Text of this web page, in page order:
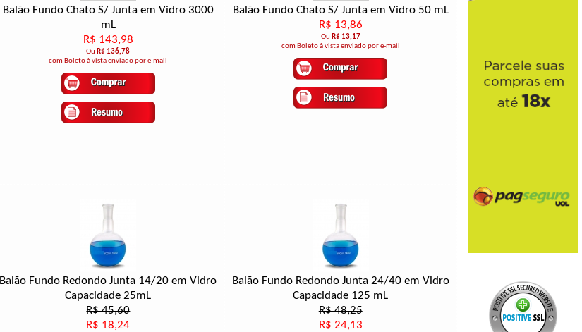
Balão Fundo Chato S/ Junta em Vidro 3000
mL
R$ 143,98
Ou R$ 136,78
com Boleto à vista enviado por e-mail
Balão Fundo Chato S/ Junta em Vidro 50 mL
R$ 13,86
Ou R$ 13,17
com Boleto à vista enviado por e-mail
Balão Fundo Redondo Junta 14/20 em Vidro
Capacidade 25mL
R$ 45,60
R$ 18,24
Balão Fundo Redondo Junta 24/40 em Vidro
Capacidade 125 mL
R$ 48,25
R$ 24,13